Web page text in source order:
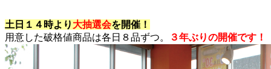
土日１４時より 大抽選会を開催！
用意した破格値商品は各日８品ずつ。
３年ぶりの開催です！